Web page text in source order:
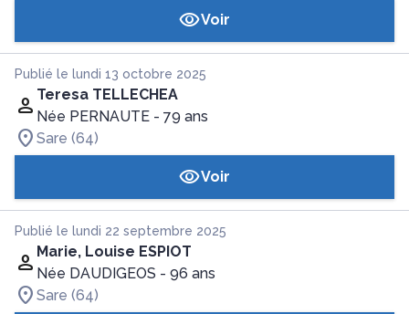
Voir
Publié le lundi 13 octobre 2025
Teresa TELLECHEA
Née PERNAUTE - 79 ans
Sare (64)
Voir
Publié le lundi 22 septembre 2025
Marie, Louise ESPIOT
Née DAUDIGEOS - 96 ans
Sare (64)